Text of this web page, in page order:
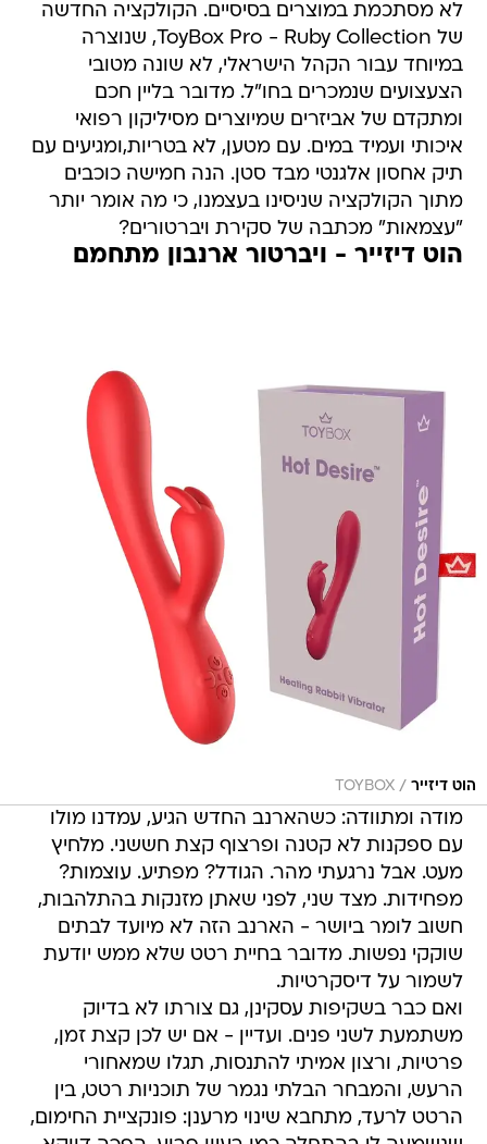
לא מסתכמת במוצרים בסיסיים. הקולקציה החדשה
של ToyBox Pro - Ruby Collection, שנוצרה
במיוחד עבור הקהל הישראלי, לא שונה מטובי
הצעצועים שנמכרים בחו"ל. מדובר בליין חכם
ומתקדם של אביזרים שמיוצרים מסיליקון רפואי
איכותי ועמיד במים. עם מטען, לא בטריות,ומגיעים עם
תיק אחסון אלגנטי מבד סטן. הנה חמישה כוכבים
מתוך הקולקציה שניסינו בעצמנו, כי מה אומר יותר
"עצמאות" מכתבה של סקירת ויברטורים?
הוט דיזייר - ויברטור ארנבון מתחמם
הוט דיזייר /
TOYBOX
מודה ומתוודה: כשהארנב החדש הגיע, עמדנו מולו
עם ספקנות לא קטנה ופרצוף קצת חששני. מלחיץ
מעט. אבל נרגעתי מהר. הגודל? מפתיע. עוצמות?
מפחידות. מצד שני, לפני שאתן מזנקות בהתלהבות,
חשוב לומר ביושר - הארנב הזה לא מיועד לבתים
שוקקי נפשות. מדובר בחיית רטט שלא ממש יודעת
לשמור על דיסקרטיות.
ואם כבר בשקיפות עסקינן, גם צורתו לא בדיוק
משתמעת לשני פנים. ועדיין - אם יש לכן קצת זמן,
פרטיות, ורצון אמיתי להתנסות, תגלו שמאחורי
הרעש, והמבחר הבלתי נגמר של תוכניות רטט, בין
הרטט לרעד, מתחבא שינוי מרענן: פונקציית החימום,